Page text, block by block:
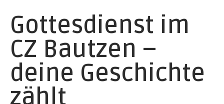
Gottesdienst im
CZ Bautzen –
deine Geschichte
zählt